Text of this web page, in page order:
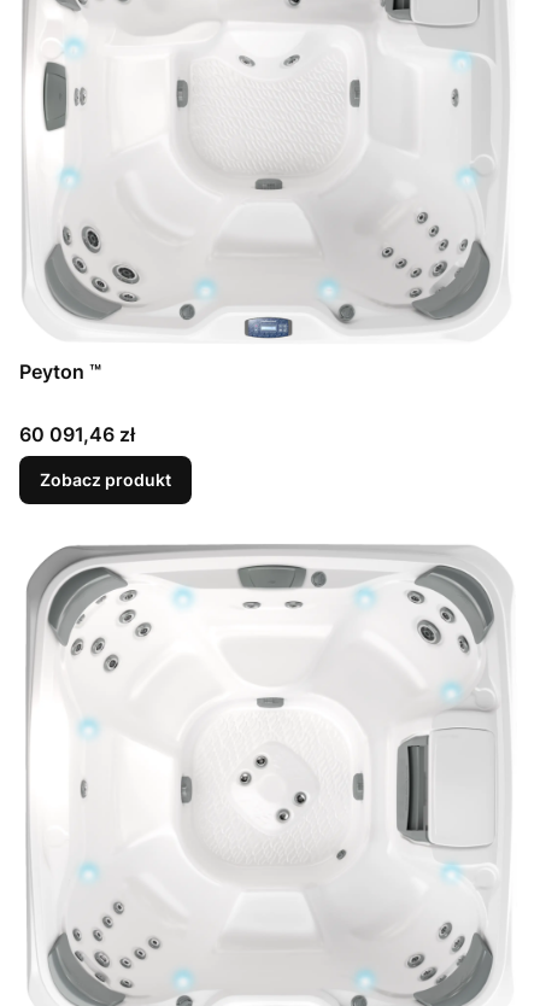
Peyton ™
Cena
60 091,46 zł
Zobacz produkt